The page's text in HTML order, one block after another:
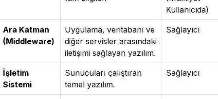
Kullanıcıda)
Ara Katman
(Middleware)
Uygulama, veritabanı ve
diğer servisler arasındaki
iletişimi sağlayan yazılım.
Sağlayıcı
İşletim
Sistemi
Sunucuları çalıştıran
temel yazılım.
Sağlayıcı